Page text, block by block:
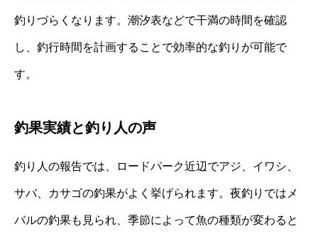
釣りづらくなります。潮汐表などで干満の時間を確認
し、釣行時間を計画することで効率的な釣りが可能で
す。
釣果実績と釣り人の声
釣り人の報告では、ロードパーク近辺でアジ、イワシ、
サバ、カサゴの釣果がよく挙げられます。夜釣りではメ
バルの釣果も見られ、季節によって魚の種類が変わると